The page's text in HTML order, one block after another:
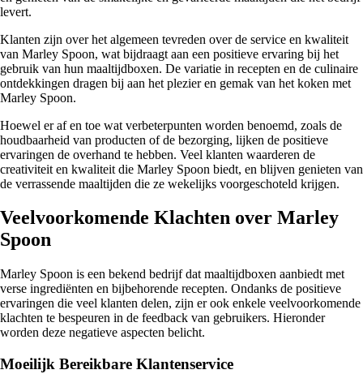
levert.
Klanten zijn over het algemeen tevreden over de service en kwaliteit
van Marley Spoon, wat bijdraagt aan een positieve ervaring bij het
gebruik van hun maaltijdboxen. De variatie in recepten en de culinaire
ontdekkingen dragen bij aan het plezier en gemak van het koken met
Marley Spoon.
Hoewel er af en toe wat verbeterpunten worden benoemd, zoals de
houdbaarheid van producten of de bezorging, lijken de positieve
ervaringen de overhand te hebben. Veel klanten waarderen de
creativiteit en kwaliteit die Marley Spoon biedt, en blijven genieten van
de verrassende maaltijden die ze wekelijks voorgeschoteld krijgen.
Veelvoorkomende Klachten over Marley
Spoon
Marley Spoon is een bekend bedrijf dat maaltijdboxen aanbiedt met
verse ingrediënten en bijbehorende recepten. Ondanks de positieve
ervaringen die veel klanten delen, zijn er ook enkele veelvoorkomende
klachten te bespeuren in de feedback van gebruikers. Hieronder
worden deze negatieve aspecten belicht.
Moeilijk Bereikbare Klantenservice